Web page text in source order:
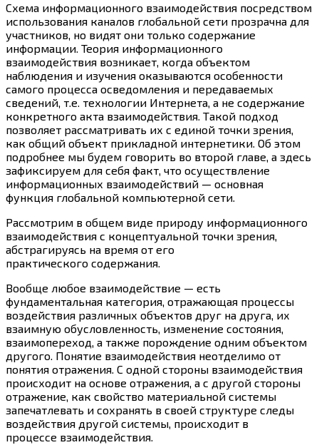
Схема информационного взаимодействия посредством
использования каналов глобальной сети прозрачна для
участников, но видят они только содержание
информации. Теория информационного
взаимодействия возникает, когда объектом
наблюдения и изучения оказываются особенности
самого процесса осведомления и передаваемых
сведений, т.е. технологии Интернета, а не содержание
конкретного акта взаимодействия. Такой подход
позволяет рассматривать их с единой точки зрения,
как общий объект прикладной интернетики. Об этом
подробнее мы будем говорить во второй главе, а здесь
зафиксируем для себя факт, что осуществление
информационных взаимодействий — основная
функция глобальной компьютерной сети.
Рассмотрим в общем виде природу информационного
взаимодействия с концептуальной точки зрения,
абстрагируясь на время от его
практического содержания.
Вообще любое взаимодействие — есть
фундаментальная категория, отражающая процессы
воздействия различных объектов друг на друга, их
взаимную обусловленность, изменение состояния,
взаимопереход, а также порождение одним объектом
другого. Понятие взаимодействия неотделимо от
понятия отражения. С одной стороны взаимодействия
происходит на основе отражения, а с другой стороны
отражение, как свойство материальной системы
запечатлевать и сохранять в своей структуре следы
воздействия другой системы, происходит в
процессе взаимодействия.